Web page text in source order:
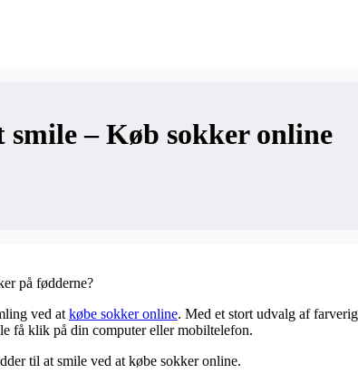
– Køb sokker online
på fødderne?
ved at købe sokker online. Med et stort udvalg af
få klik på din computer eller mobiltelefon.
til at smile ved at købe sokker online.